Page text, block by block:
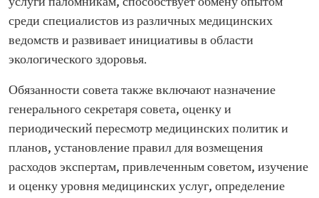
среди специалистов из различных медицинских
ведомств и развивает инициативы в области
экологического здоровья.
Обязанности совета также включают назначение
генерального секретаря совета, оценку и
периодический пересмотр медицинских политик и
планов, установление правил для возмещения
расходов экспертам, привлеченным советом, изучение
и оценку уровня медицинских услуг, определение